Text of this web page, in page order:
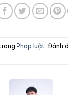
Pháp luật . Đánh